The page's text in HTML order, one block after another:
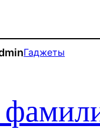
Гаджеты